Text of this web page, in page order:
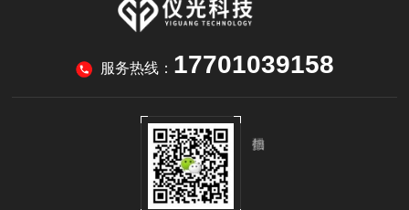
服务热线： 17701039158